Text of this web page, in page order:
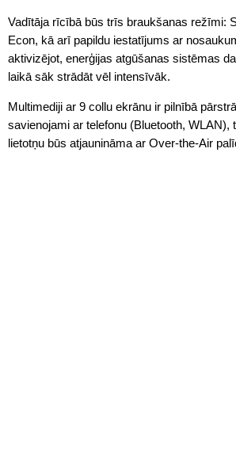
Vadītāja rīcībā būs trīs braukšanas režīmi:
Econ, kā arī papildu iestatījums ar
aktivizējot, enerģijas atgūšanas sistēmas
laikā sāk strādāt vēl intensīvāk.
Multimediji ar 9 collu ekrānu ir pilnībā
savienojami ar telefonu (Bluetooth, WLAN),
lietotņu būs atjaunināma ar Over-the-Air